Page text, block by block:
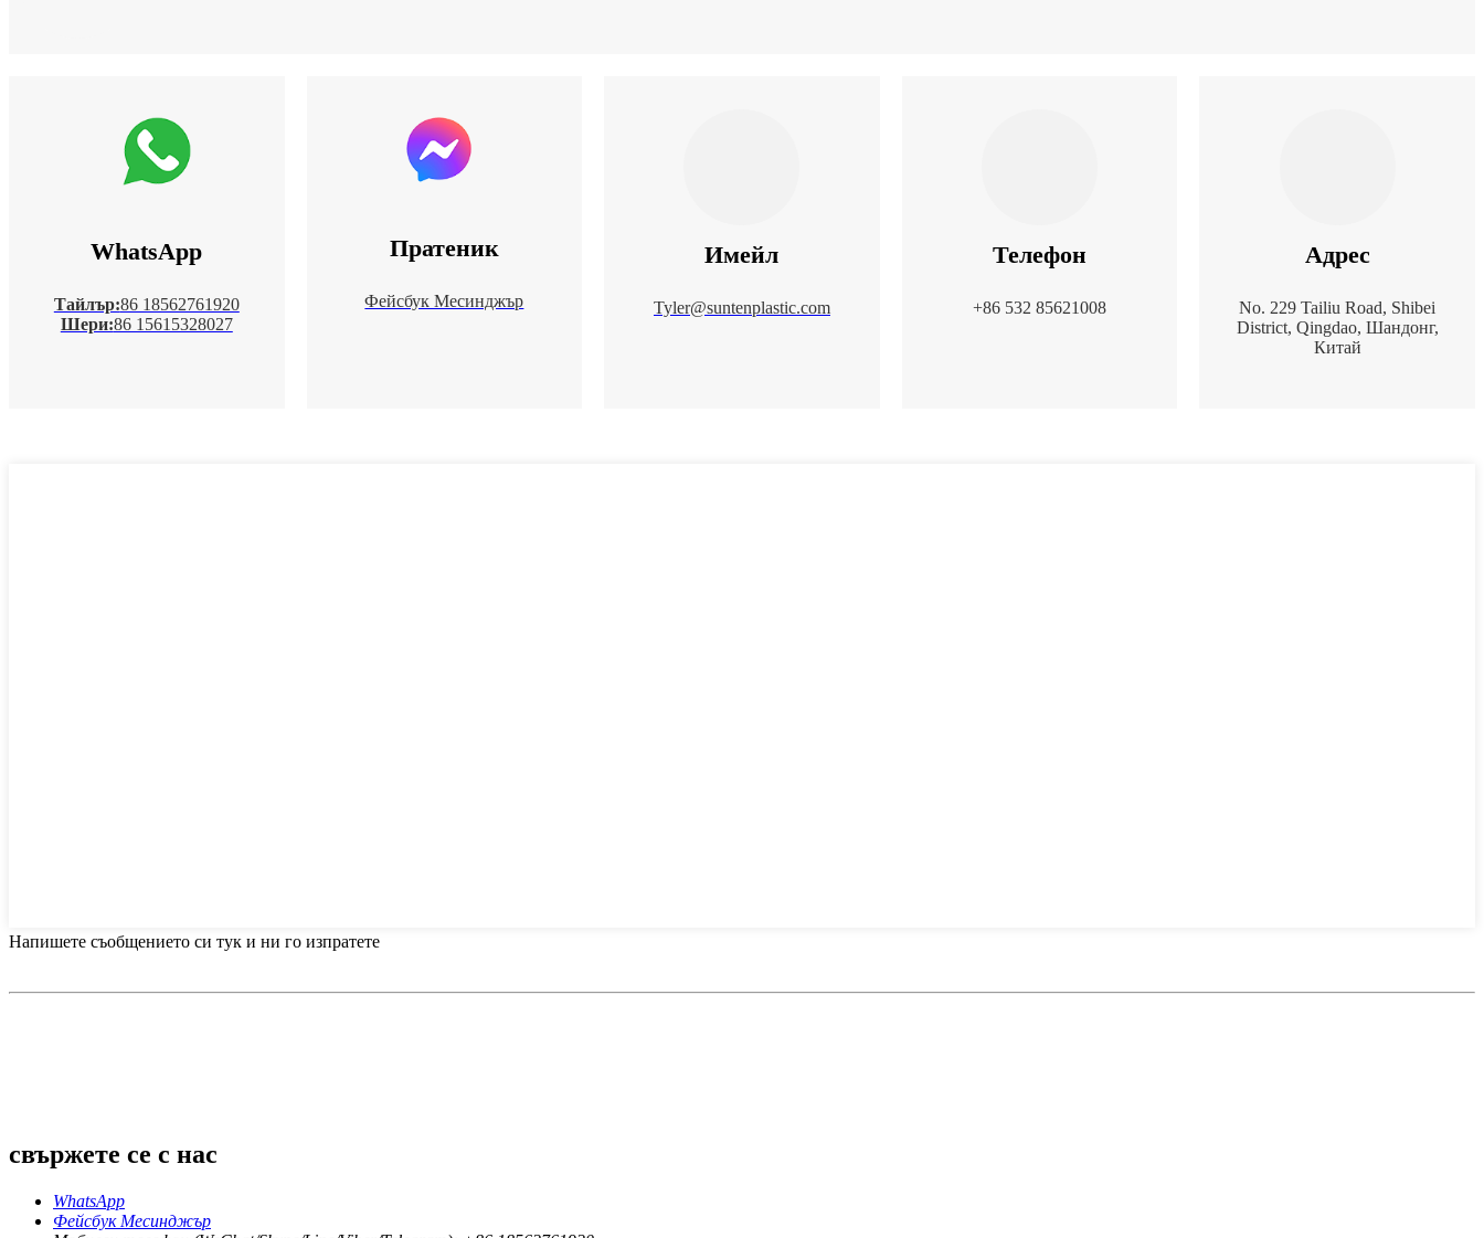
WhatsApp
Тайлър:86 18562761920
Шери:86 15615328027
Пратеник
Фейсбук Месинджър
Имейл
Tyler@suntenplastic.com
Телефон
+86 532 85621008
Адрес
No. 229 Tailiu Road, Shibei
District, Qingdao, Шандонг,
Китай
Напишете съобщението си тук и ни го изпратете
свържете се с нас
WhatsApp
Фейсбук Месинджър